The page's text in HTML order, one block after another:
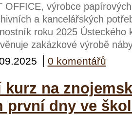
OFFICE, výrobce
a kancelářských
roku 2025 Ústeckého
zakázkové výrobě
0 komentářů
kurz na
první dny ve